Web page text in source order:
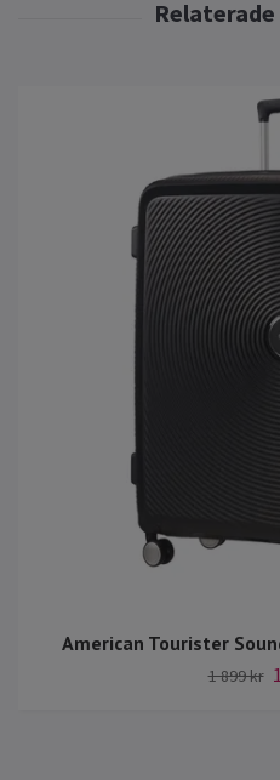
American Tourister
1 899 kr